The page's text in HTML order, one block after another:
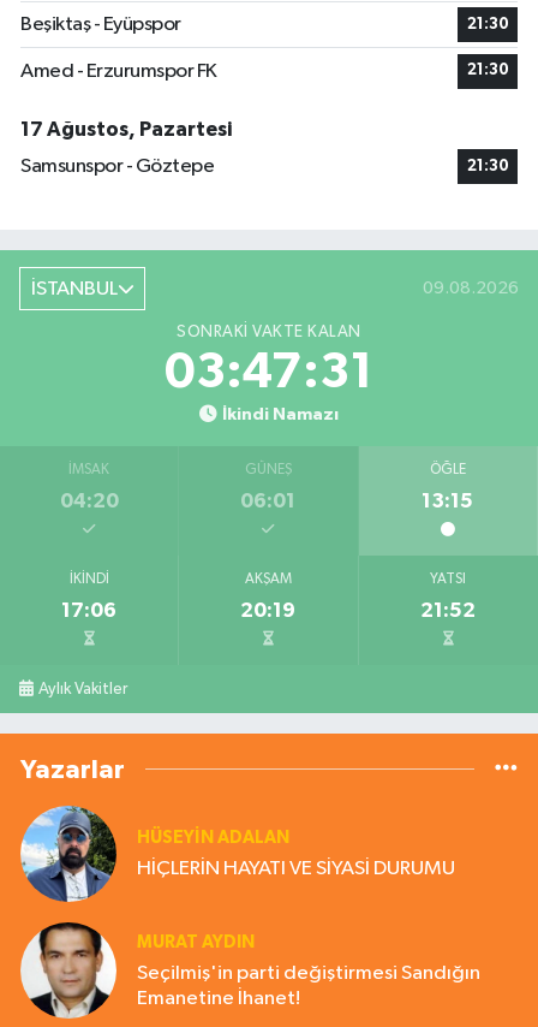
Beşiktaş - Eyüpspor 21:30
Amed - Erzurumspor FK 21:30
17 Ağustos, Pazartesi
Samsunspor - Göztepe
21:30
İSTANBUL 09.08.2026
SONRAKI VAKTE KALAN
03:47:30
İkindi Namazı
İMSAK
04:20
GÜNEŞ
06:01
ÖĞLE
13:15
İKINDI
17:06
AKŞAM
20:19
YATSI
21:52
Aylık Vakitler
Yazarlar
HÜSEYIN ADALAN
HİÇLERİN HAYATI VE SİYASİ DURUMU
MURAT AYDIN
Seçilmiş'in parti değiştirmesi Sandığın
Emanetine İhanet!